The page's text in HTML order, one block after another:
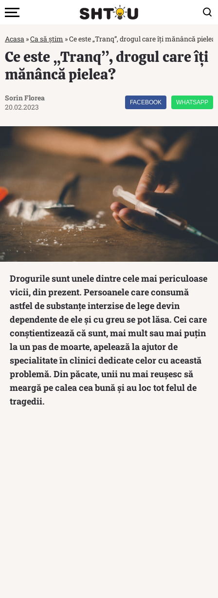
Acasa »Ca să știm »Ce este „Tranq”, drogul care îți mănâncă
Ce este „Tranq”, drogul care îți
mănâncă pielea?
Sorin Florea
20.02.2023
FACEBOOK WHATSAPP
Drogurile sunt unele dintre cele mai periculoase
vicii, din prezent. Persoanele care consumă
astfel de substanțe interzise de lege devin
dependente de ele și cu greu se pot lăsa. Cei care
conștientizează că sunt, mai mult sau mai puțin
la un pas de moarte, apelează la ajutor de
specialitate în clinici dedicate celor cu această
problemă. Din păcate, unii nu mai reușesc să
meargă pe calea cea bună și au loc tot felul de
tragedii.